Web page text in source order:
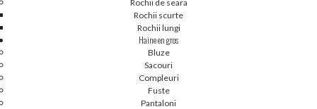
Rochii de seara
Rochii scurte
Rochii lungi
Haine en gros
Bluze
Sacouri
Compleuri
Fuste
Pantaloni